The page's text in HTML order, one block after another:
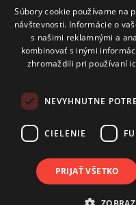
Hrachovište 255, 916 16
Tel:
+32 / 779 03 02
E-mail:
Hviezdoslavova 19, 915 01
kontakt:
info@comtec.sk
tvorba webov:CB Media, s.r.o.
Posledná aktualizácia
Súbory cookie používame na
návštevnosti. Informácie o
s našimi reklamnými a
kombinovať s inými
zhromaždili pri používaní
NEVYHNUTNE
CIELENIE
PRIJAŤ VŠETKO